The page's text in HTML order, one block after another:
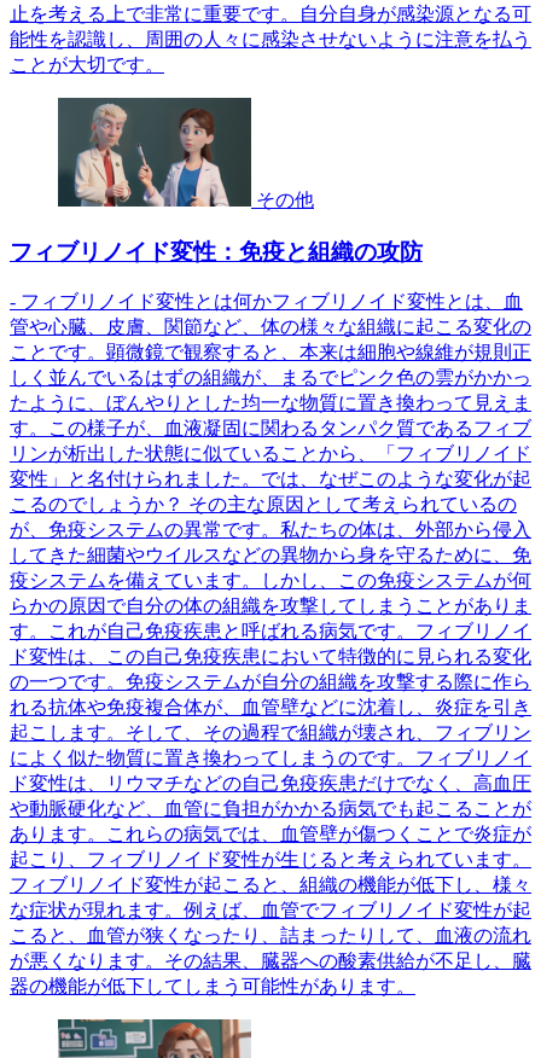
止を考える上で非常に重要です。自分自身が感染源となる可
能性を認識し、周囲の人々に感染させないように注意を払う
ことが大切です。
その他
フィブリノイド変性：免疫と組織の攻防
- フィブリノイド変性とは何かフィブリノイド変性とは、血
管や心臓、皮膚、関節など、体の様々な組織に起こる変化の
ことです。顕微鏡で観察すると、本来は細胞や線維が規則正
しく並んでいるはずの組織が、まるでピンク色の雲がかかっ
たように、ぼんやりとした均一な物質に置き換わって見えま
す。この様子が、血液凝固に関わるタンパク質であるフィブ
リンが析出した状態に似ていることから、「フィブリノイド
変性」と名付けられました。では、なぜこのような変化が起
こるのでしょうか？ その主な原因として考えられているの
が、免疫システムの異常です。私たちの体は、外部から侵入
してきた細菌やウイルスなどの異物から身を守るために、免
疫システムを備えています。しかし、この免疫システムが何
らかの原因で自分の体の組織を攻撃してしまうことがありま
す。これが自己免疫疾患と呼ばれる病気です。フィブリノイ
ド変性は、この自己免疫疾患において特徴的に見られる変化
の一つです。免疫システムが自分の組織を攻撃する際に作ら
れる抗体や免疫複合体が、血管壁などに沈着し、炎症を引き
起こします。そして、その過程で組織が壊され、フィブリン
によく似た物質に置き換わってしまうのです。フィブリノイ
ド変性は、リウマチなどの自己免疫疾患だけでなく、高血圧
や動脈硬化など、血管に負担がかかる病気でも起こることが
あります。これらの病気では、血管壁が傷つくことで炎症が
起こり、フィブリノイド変性が生じると考えられています。
フィブリノイド変性が起こると、組織の機能が低下し、様々
な症状が現れます。例えば、血管でフィブリノイド変性が起
こると、血管が狭くなったり、詰まったりして、血液の流れ
が悪くなります。その結果、臓器への酸素供給が不足し、臓
器の機能が低下してしまう可能性があります。